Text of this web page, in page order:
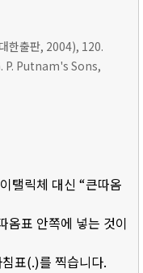
한출판, 2004), 120.
P. Putnam's Sons,
탤릭체 대신 “큰따옴
옴표 안쪽에 넣는 것이
표(.)를 찍습니다.